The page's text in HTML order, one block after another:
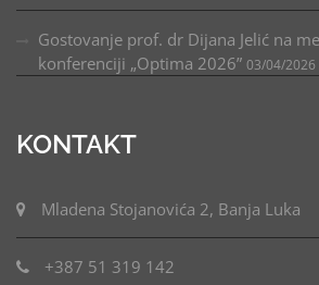
Gostovanje prof. dr Dijana Jelić na
konferenciji „Optima 2026” 03/04/2026
KONTAKT
Mladena Stojanovića 2, Banja Luka
+387 51 319 142